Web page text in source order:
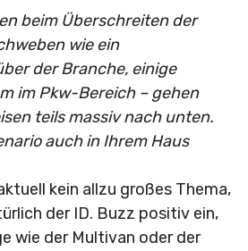
beim Überschreiten der
wie ein
der Branche, einige
im Pkw-Bereich – gehen
teils massiv nach unten.
auch in Ihrem Haus
kein allzu großes Thema,
der ID. Buzz positiv ein,
wie der Multivan oder der